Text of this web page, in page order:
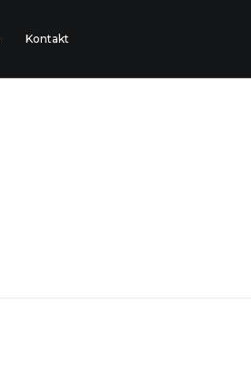
Kontakt